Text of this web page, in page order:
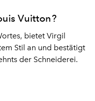
Vuitton?
bietet Virgil
Stil an und bestätigt
der Schneiderei.